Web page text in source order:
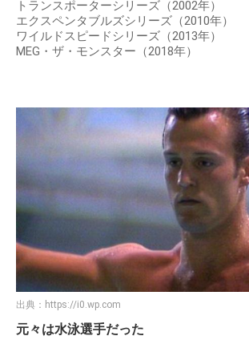
トランスポーターシリーズ（2002年）
エクスペンタブルズシリーズ（2010年）
ワイルドスピードシリーズ（2013年）
MEG・ザ・モンスター（2018年）
出典： https://i0.wp.com
元々は水泳選手だった